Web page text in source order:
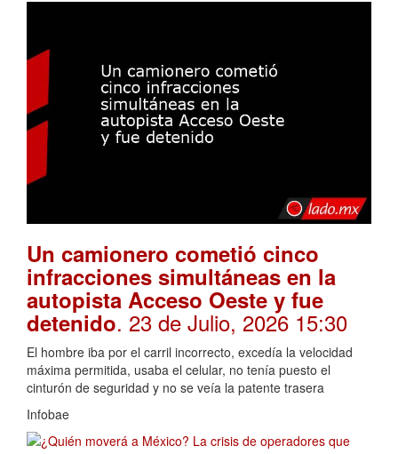
Un camionero cometió cinco
infracciones simultáneas en la
autopista Acceso Oeste y fue
detenido. 23 de Julio, 2026 15:30
El hombre iba por el carril incorrecto, excedía la velocidad
máxima permitida, usaba el celular, no tenía puesto el
cinturón de seguridad y no se veía la patente trasera
Infobae